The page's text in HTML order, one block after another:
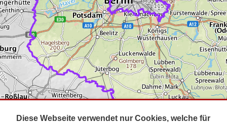
Impressum
Kontakt
Diese Webseite verwendet nur Cookies, welche für